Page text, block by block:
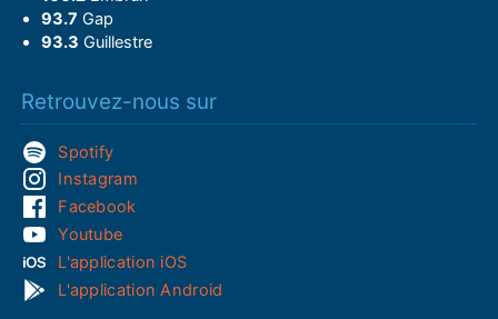
93.7 Gap
93.3 Guillestre
Retrouvez-nous sur
Spotify
Instagram
Facebook
Youtube
L'application iOS
L'application Android